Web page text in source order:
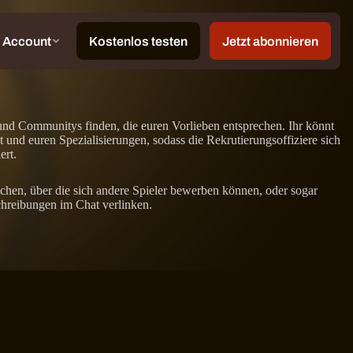
Communitys finden, die euren Vorlieben entsprechen. Ihr könnt
euren Spezialisierungen, sodass die Rekrutierungsoffiziere sich
über die sich andere Spieler bewerben können, oder sogar
im Chat verlinken.